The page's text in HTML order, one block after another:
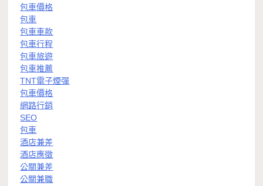
包車價格
包車
包車車款
包車行程
包車旅遊
包車推薦
TNT電子煙彈
包車價格
網路行銷
SEO
包車
酒店兼差
酒店應徵
公關兼差
公關兼職